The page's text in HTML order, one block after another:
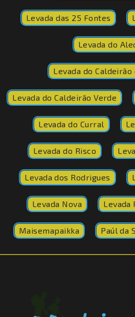
Levada das 25 Fontes
Levada do
Levada do
Levada do Caldeirão Verde
Levada do Curral
Levada do Risco
Levada dos Rodrigues
Levada Nova Levada
Maisemapaikka Paúl da